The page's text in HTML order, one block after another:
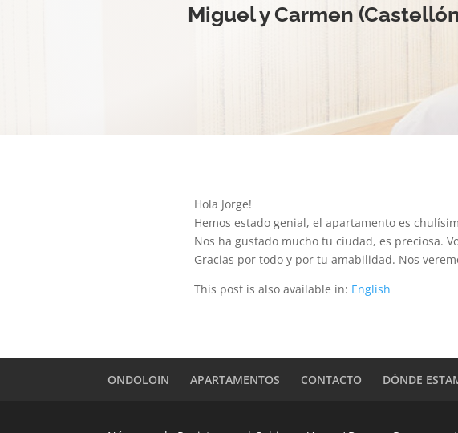
Miguel y Carmen
Hola Jorge!
Hemos estado genial, el apartamento es
Nos ha gustado mucho tu ciudad, es preciosa.
Gracias por todo y por tu amabilidad. Nos
This post is also available in: English
ONDOLOIN APARTAMENTOS CONTACTO DÓNDE